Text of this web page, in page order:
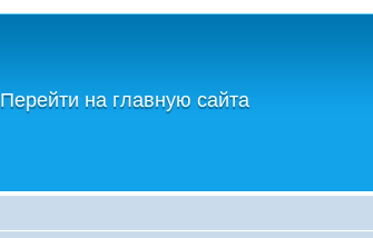
Перейти на главную сайта